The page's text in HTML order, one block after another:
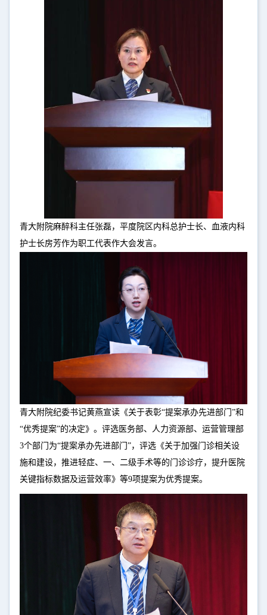
青大附院麻醉科主任张磊，平度院区内科总护士长、血液内科
护士长房芳作为职工代表作大会发言。
青大附院纪委书记黄燕宣读《关于表彰“提案承办先进部门”和
“优秀提案”的决定》。评选医务部、人力资源部、运营管理部
3个部门为“提案承办先进部门”，评选《关于加强门诊相关设
施和建设，推进轻症、一、二级手术等的门诊诊疗，提升医院
关键指标数据及运营效率》等9项提案为优秀提案。